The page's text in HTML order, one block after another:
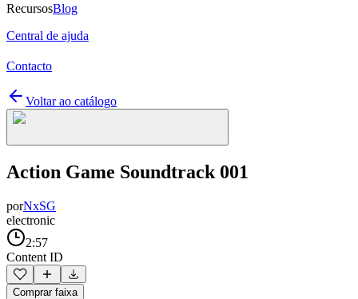
RecursosBlog
Central de ajuda
Contacto
Voltar ao catálogo
Action Game Soundtrack 001
porNxSG
electronic
2:57
Content ID
Comprar faixa